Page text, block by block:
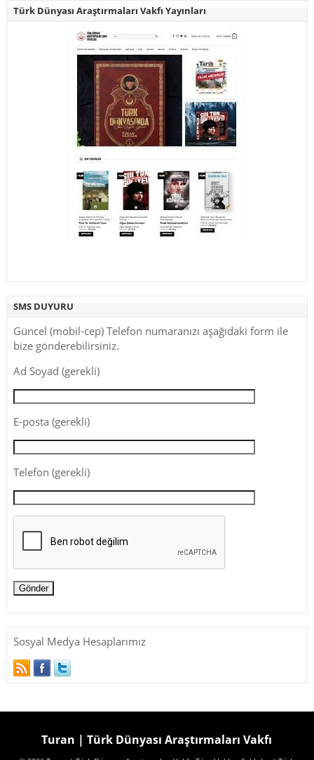
Türk Dünyası Araştırmaları Vakfı Yayınları
SMS DUYURU
Güncel (mobil-cep) Telefon numaranızı aşağıdaki form ile
bize gönderebilirsiniz.
Ad Soyad (gerekli)
E-posta (gerekli)
Telefon (gerekli)
Sosyal Medya Hesaplarımız
Turan | Türk Dünyası Araştırmaları Vakfı